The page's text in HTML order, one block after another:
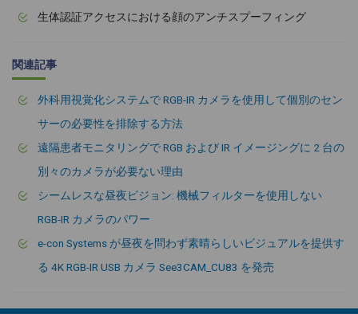
生体認証アクセスにおける顔のアンチスプーフィング
関連記事
外科用視覚化システムで RGB-IR カメラを使用して個別のセン
サーの必要性を排除する方法
遠隔患者モニタリングで RGB および IR イメージングに 2 台の
別々のカメラが必要ない理由
シームレスな昼夜ビジョン: 機械フィルターを使用しない
RGB-IR カメラのパワー
e-con Systems が昼夜を問わず素晴らしいビジュアルを提供す
る 4K RGB-IR USB カメラ See3CAM_CU83 を発売